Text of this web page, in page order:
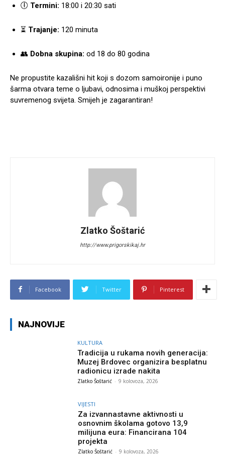
🕕 Termini: 18:00 i 20:30 sati
⏳ Trajanje: 120 minuta
👥 Dobna skupina: od 18 do 80 godina
Ne propustite kazališni hit koji s dozom samoironije i puno
šarma otvara teme o ljubavi, odnosima i muškoj perspektivi
suvremenog svijeta. Smijeh je zagarantiran!
Zlatko Šoštarić
http://www.prigorskikaj.hr
Facebook Twitter Pinterest
NAJNOVIJE
KULTURA
Tradicija u rukama novih generacija:
Muzej Brdovec organizira besplatnu
radionicu izrade nakita
Zlatko Šoštarić - 9 kolovoza, 2026
VIJESTI
Za izvannastavne aktivnosti u
osnovnim školama gotovo 13,9
milijuna eura: Financirana 104
projekta
Zlatko Šoštarić - 9 kolovoza, 2026